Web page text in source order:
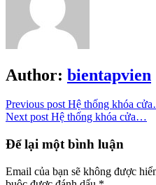
Author: bientapvien
Previous postHệ thống khóa
Next postHệ thống khóa cửa…
Để lại một bình luận
Email của bạn sẽ không được